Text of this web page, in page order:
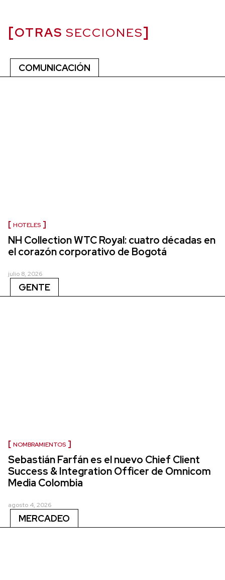
OTRAS SECCIONES
COMUNICACIÓN
HOTELES
NH Collection WTC Royal: cuatro décadas en
el corazón corporativo de Bogotá
julio 8, 2026
GENTE
NOMBRAMIENTOS
Sebastián Farfán es el nuevo Chief Client
Success & Integration Officer de Omnicom
Media Colombia
agosto 4, 2026
MERCADEO